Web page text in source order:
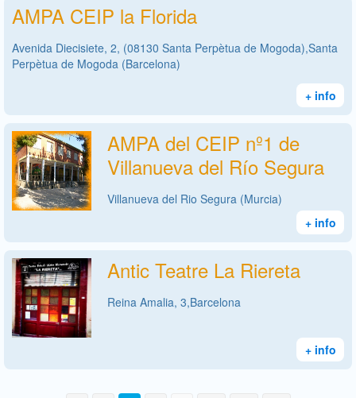
AMPA CEIP la Florida
Avenida Diecisiete, 2, (08130 Santa Perpètua de Mogoda),Santa
Perpètua de Mogoda (Barcelona)
+ info
AMPA del CEIP nº1 de
Villanueva del Río Segura
Villanueva del Rio Segura (Murcia)
+ info
Antic Teatre La Riereta
Reina Amalia, 3,Barcelona
+ info